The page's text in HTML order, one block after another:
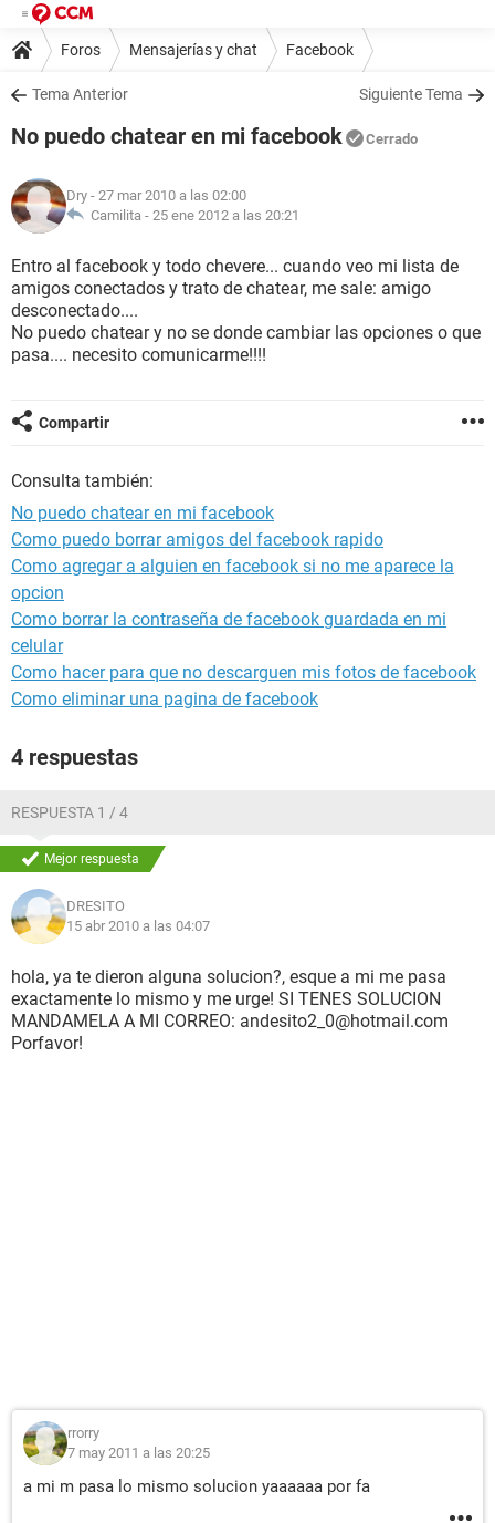
Foros Mensajerías y chat Facebook
Tema Anterior Siguiente Tema
No puedo chatear en mi facebook Cerrado
Dry - 27 mar 2010 a las 02:00
Camilita - 25 ene 2012 a las 20:21
Entro al facebook y todo chevere... cuando veo mi lista de
amigos conectados y trato de chatear, me sale: amigo
desconectado....
No puedo chatear y no se donde cambiar las opciones o que
pasa.... necesito comunicarme!!!!
Compartir
Consulta también:
No puedo chatear en mi facebook
Como puedo borrar amigos del facebook rapido
Como agregar a alguien en facebook si no me aparece la
opcion
Como borrar la contraseña de facebook guardada en mi
celular
Como hacer para que no descarguen mis fotos de facebook
Como eliminar una pagina de facebook
4 respuestas
RESPUESTA 1 / 4
Mejor respuesta
DRESITO
15 abr 2010 a las 04:07
hola, ya te dieron alguna solucion?, esque a mi me pasa
exactamente lo mismo y me urge! SI TENES SOLUCION
MANDAMELA A MI CORREO: andesito2_0@hotmail.com
Porfavor!
rrorry
7 may 2011 a las 20:25
a mi m pasa lo mismo solucion yaaaaaa por fa